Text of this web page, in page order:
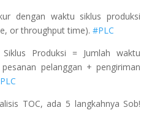
dengan waktu siklus produksi
or throughput time). #PLC
Produksi = Jumlah waktu
pelanggan + pengiriman
TOC, ada 5 langkahnya Sob!